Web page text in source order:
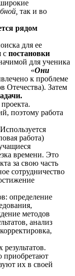
так и во
рядом
для ее
с постановки
для ученика
«Они
к проблеме
Отечества). Затем
поэтому работа
работа)
времени. Это
за свою часть
сотрудничество
определение
методов
анализ
приобретают
их в своей